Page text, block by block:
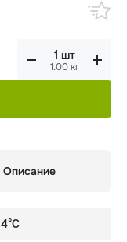
1.00кг
Описание